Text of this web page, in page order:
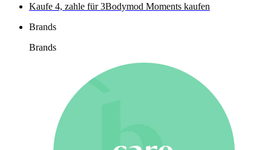
Kaufe 4, zahle für 3Bodymod Moments kaufen
Brands
Brands